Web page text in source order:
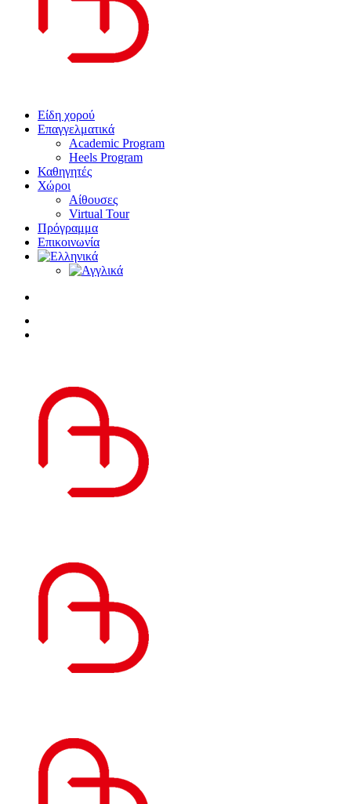
Είδη χορού
Επαγγελματικά
Academic Program
Heels Program
Καθηγητές
Χώροι
Αίθουσες
Virtual Tour
Πρόγραμμα
Επικοινωνία